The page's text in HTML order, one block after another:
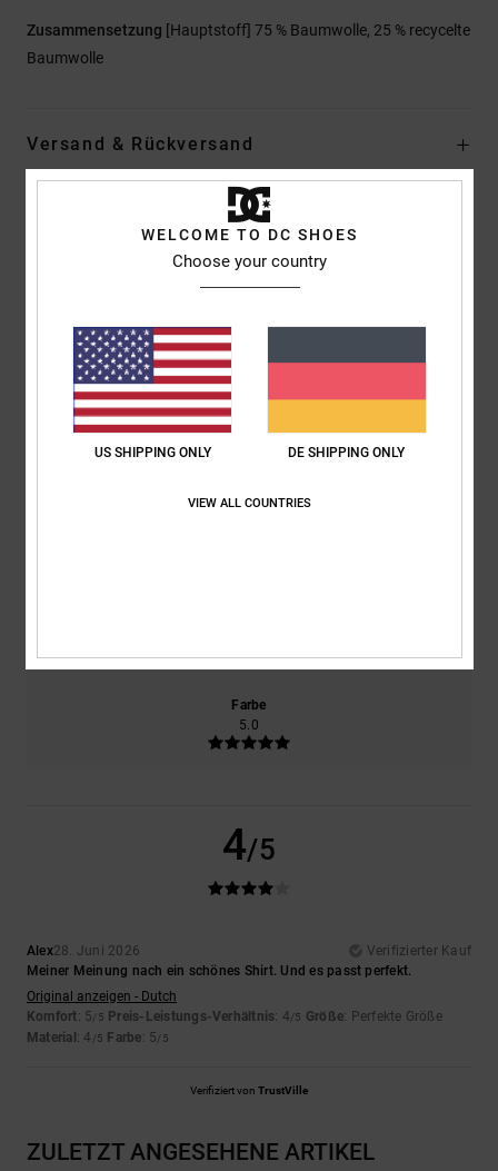
Zusammensetzung [Hauptstoff] 75 % Baumwolle, 25 % recycelte
Baumwolle
Versand & Rückversand
Kundenbewertungen
4.0
basierend auf1 verifizierten Bewertungenseit Juni 2026
Farbe
5.0
4/5
Alex28. Juni 2026
Verifizierter Kauf
Meiner Meinung nach ein schönes Shirt. Und es passt perfekt.
Original anzeigen - Dutch
Komfort: 5/5 Preis-Leistungs-Verhältnis: 4/5 Größe: Perfekte Größe
Material : 4 /5 Farbe: 5/5
Verifiziert von TrustVille
ZULETZT ANGESEHENE ARTIKEL
WELCOME TO DC SHOES
Choose your country
US SHIPPING ONLY DE SHIPPING ONLY
VIEW ALL COUNTRIES